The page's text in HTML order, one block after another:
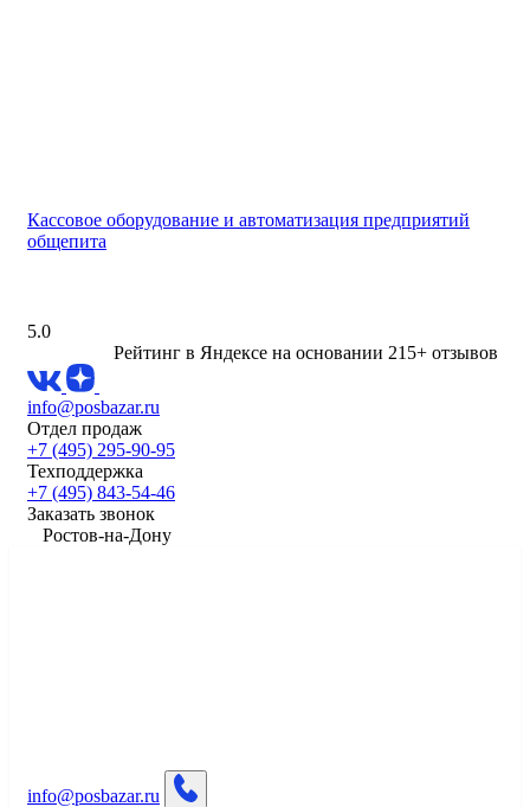
Кассовое оборудование и автоматизация предприятий
общепита
5.0
Рейтинг в Яндексе на основании 215+ отзывов
info@posbazar.ru
Отдел продаж
+7 (495) 295-90-95
Техподдержка
+7 (495) 843-54-46
Заказать звонок
​Ростов-на-Дону
info@posbazar.ru